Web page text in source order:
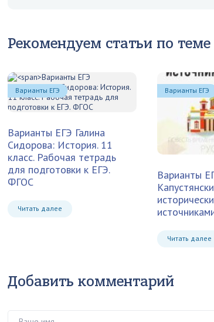
Рекомендуем статьи по теме
Варианты ЕГЭ Галина
Сидорова: История. 11
класс. Рабочая тетрадь
для подготовки к ЕГЭ.
ФГОС
Читать далее
Варианты ЕГЭ
Варианты
Читать далее
Варианты ЕГЭ
Добавить комментарий